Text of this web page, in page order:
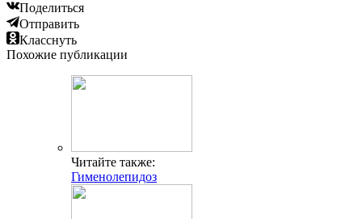
Поделиться
Отправить
Класснуть
Похожие публикации
Читайте также:
Гименолепидоз